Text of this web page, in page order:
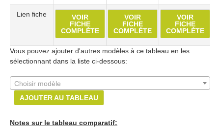
Lien fiche
VOIR
FICHE
COMPLÈTE
VOIR
FICHE
COMPLÈTE
VOIR
FICHE
COMPLÈTE
Vous pouvez ajouter d'autres modèles à ce tableau en les
sélectionnant dans la liste ci-dessous:
Choisir modèle
AJOUTER AU TABLEAU
Notes sur le tableau comparatif: